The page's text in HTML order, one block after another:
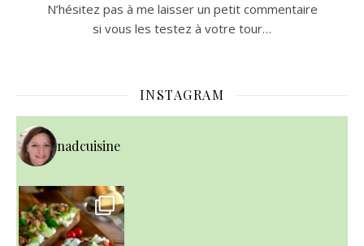
N’hésitez pas à me laisser un petit commentaire
si vous les testez à votre tour…
INSTAGRAM
nadcuisine